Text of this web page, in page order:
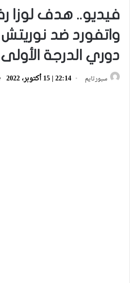
فيديو.. هدف لوزا
واتفورد ضد
دوري الدرجة الأولى
سبورتايم 22:14 | 15 أكتوبر، 2022